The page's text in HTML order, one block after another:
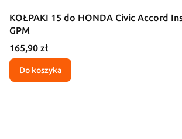
KOŁPAKI 15 do HONDA Civic Accord
GPM
Cena
165,90 zł
Do koszyka